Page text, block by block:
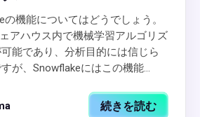
の機能についてはどうでしょう。
アハウス内で機械学習アルゴリズ
能であり、分析目的には信じら
が、Snowflakeにはこの機能...
続きを読む